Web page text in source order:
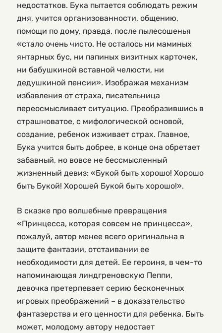
недостатков. Бука пытается соблюдать режим
дня, учится организованности, общению,
помощи по дому, правда, после пылесошенья
«стало очень чисто. Не осталось ни маминых
янтарных бус, ни папиных визитных карточек,
ни бабушкиной вставной челюсти, ни
дедушкиной пенсии». Изображая механизм
избавления от страха, писательница
переосмысливает ситуацию. Преобразившись в
страшноватое, с мифологической основой,
создание, ребенок изживает страх. Главное,
Бука учится быть добрее, в конце она обретает
забавный, но вовсе не бессмысленный
жизненный девиз: «Букой быть хорошо! Хорошо
быть Букой! Хорошей Букой быть хорошо!».
В сказке про волшебные превращения
«Принцесса, которая совсем не принцесса»,
пожалуй, автор менее всего оригинальна в
защите фантазии, отстаивании ее
необходимости для детей. Ее героиня, в чем-то
напоминающая линдгреновскую Пеппи,
девочка претерпевает серию бесконечных
игровых преображений – в доказательство
фантазерства и его ценности для ребенка. Быть
может, молодому автору недостает